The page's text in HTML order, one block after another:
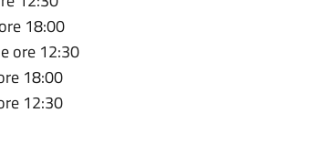
18:00
ore 12:30
18:00
12:30